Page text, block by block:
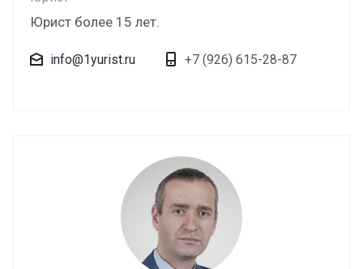
Юрист более 15 лет.
info@1yurist.ru +7 (926) 615-28-87